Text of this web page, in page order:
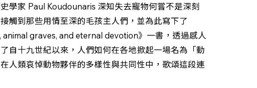
學家 Paul Koudounaris 深知失去寵物何嘗不是深刻
觸到那些用情至深的毛孩主人們，並為此寫下了
animal graves, and eternal devotion》一書，透過感人
自十九世紀以來，人們如何在各地掀起一場名為「動
人類哀悼動物夥伴的多樣性與共同性中，歌頌這段連